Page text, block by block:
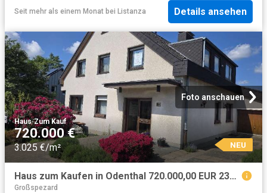
Seit mehr als einem Monat bei Listanza Details ansehen
Foto anschauen
Haus·Zum Kauf
720.000 €
3.025 €/m² NEU
Haus zum Kaufen in Odenthal 720.000,00 EUR 238 m²
Großspezard